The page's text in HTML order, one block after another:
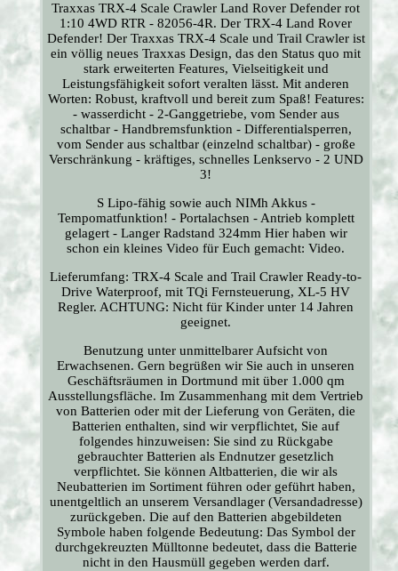
Traxxas TRX-4 Scale Crawler Land Rover Defender rot
1:10 4WD RTR - 82056-4R. Der TRX-4 Land Rover
Defender! Der Traxxas TRX-4 Scale und Trail Crawler ist
ein völlig neues Traxxas Design, das den Status quo mit
stark erweiterten Features, Vielseitigkeit und
Leistungsfähigkeit sofort veralten lässt. Mit anderen
Worten: Robust, kraftvoll und bereit zum Spaß! Features:
- wasserdicht - 2-Ganggetriebe, vom Sender aus
schaltbar - Handbremsfunktion - Differentialsperren,
vom Sender aus schaltbar (einzelnd schaltbar) - große
Verschränkung - kräftiges, schnelles Lenkservo - 2 UND
3!
S Lipo-fähig sowie auch NIMh Akkus -
Tempomatfunktion! - Portalachsen - Antrieb komplett
gelagert - Langer Radstand 324mm Hier haben wir
schon ein kleines Video für Euch gemacht: Video.
Lieferumfang: TRX-4 Scale and Trail Crawler Ready-to-
Drive Waterproof, mit TQi Fernsteuerung, XL-5 HV
Regler. ACHTUNG: Nicht für Kinder unter 14 Jahren
geeignet.
Benutzung unter unmittelbarer Aufsicht von
Erwachsenen. Gern begrüßen wir Sie auch in unseren
Geschäftsräumen in Dortmund mit über 1.000 qm
Ausstellungsfläche. Im Zusammenhang mit dem Vertrieb
von Batterien oder mit der Lieferung von Geräten, die
Batterien enthalten, sind wir verpflichtet, Sie auf
folgendes hinzuweisen: Sie sind zu Rückgabe
gebrauchter Batterien als Endnutzer gesetzlich
verpflichtet. Sie können Altbatterien, die wir als
Neubatterien im Sortiment führen oder geführt haben,
unentgeltlich an unserem Versandlager (Versandadresse)
zurückgeben. Die auf den Batterien abgebildeten
Symbole haben folgende Bedeutung: Das Symbol der
durchgekreuzten Mülltonne bedeutet, dass die Batterie
nicht in den Hausmüll gegeben werden darf.